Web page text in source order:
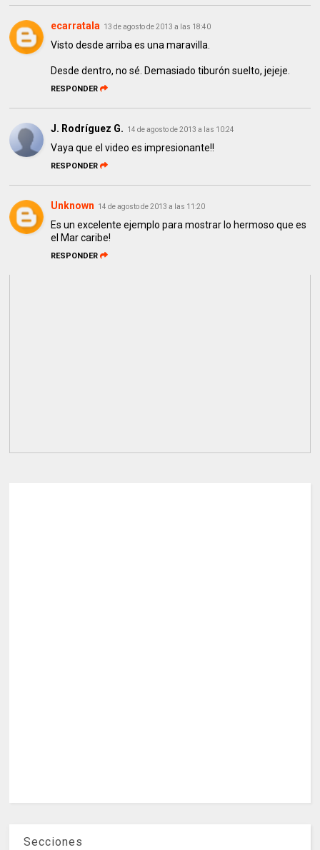
ecarratala 13 de agosto de 2013 a las 18:40
Visto desde arriba es una maravilla.
Desde dentro, no sé. Demasiado tiburón suelto, jejeje.
RESPONDER
J. Rodríguez G. 14 de agosto de 2013 a las 10:24
Vaya que el video es impresionante!!
RESPONDER
Unknown 14 de agosto de 2013 a las 11:20
Es un excelente ejemplo para mostrar lo hermoso que es
el Mar caribe!
RESPONDER
Secciones